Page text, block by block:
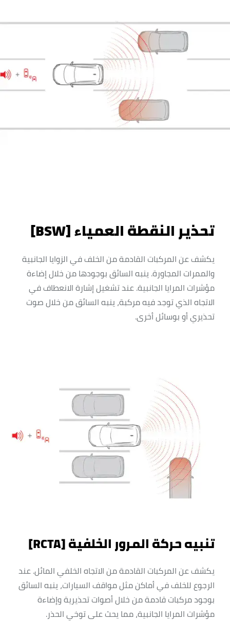
تحذير النقطة العمياء [BSW]
يكشف عن المركبات القادمة من الخلف في الزوايا الجانبية
والممرات المجاورة. ينبه السائق بوجودها من خلال إضاءة
مؤشرات المرايا الجانبية. عند تشغيل إشارة الانعطاف في
الاتجاه الذي توجد فيه مركبة، ينبه السائق من خلال صوت
تحذيري أو بوسائل أخرى.
تنبيه حركة المرور الخلفية [RCTA]
يكشف عن المركبات القادمة من الاتجاه الخلفي المائل. عند
الرجوع للخلف في أماكن مثل مواقف السيارات، ينبه السائق
بوجود مركبات قادمة من خلال أصوات تحذيرية وإضاءة
مؤشرات المرايا الجانبية، مما يحث على توخي الحذر.